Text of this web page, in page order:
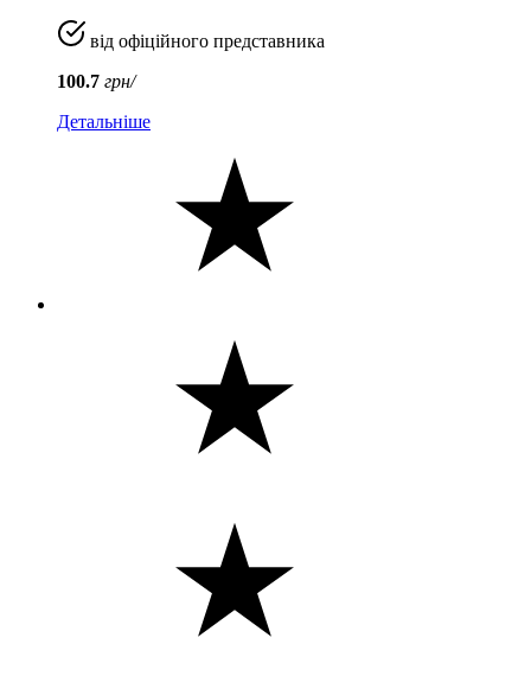
від офіційного представника
100.7 грн/
Детальніше